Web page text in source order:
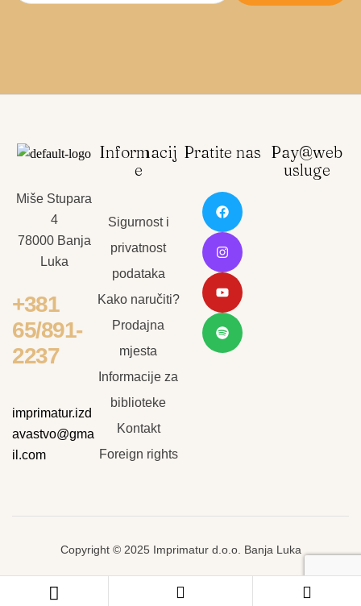
Miše Stupara
4
78000 Banja
Luka
+381
65/891-
2237
imprimatur.izd
avastvo@gma
il.com
Informacij
e
Sigurnost i
privatnost
podataka
Kako naručiti?
Prodajna
mjesta
Informacije za
biblioteke
Kontakt
Foreign rights
Pratite nas Pay@web
usluge
Copyright © 2025 Imprimatur d.o.o. Banja Luka